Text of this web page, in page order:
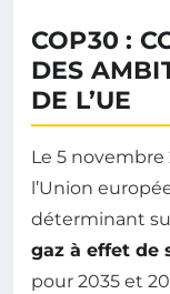
COP30 :
DES
DE L’UE
Le 5 novembre
l’Union
déterminant
gaz à effet de
pour 2035 et